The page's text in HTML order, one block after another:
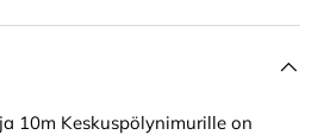
10m Keskuspölynimurille on